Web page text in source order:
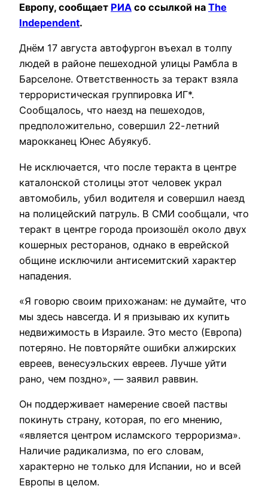
Европу, сообщает РИА со ссылкой на The
Independent.
Днём 17 августа автофургон въехал в толпу
людей в районе пешеходной улицы Рамбла в
Барселоне. Ответственность за теракт взяла
террористическая группировка ИГ*.
Сообщалось, что наезд на пешеходов,
предположительно, совершил 22-летний
марокканец Юнес Абуякуб.
Не исключается, что после теракта в центре
каталонской столицы этот человек украл
автомобиль, убил водителя и совершил наезд
на полицейский патруль. В СМИ сообщали, что
теракт в центре города произошёл около двух
кошерных ресторанов, однако в еврейской
общине исключили антисемитский характер
нападения.
«Я говорю своим прихожанам: не думайте, что
мы здесь навсегда. И я призываю их купить
недвижимость в Израиле. Это место (Европа)
потеряно. Не повторяйте ошибки алжирских
евреев, венесуэльских евреев. Лучше уйти
рано, чем поздно», — заявил раввин.
Он поддерживает намерение своей паствы
покинуть страну, которая, по его мнению,
«является центром исламского терроризма».
Наличие радикализма, по его словам,
характерно не только для Испании, но и всей
Европы в целом.